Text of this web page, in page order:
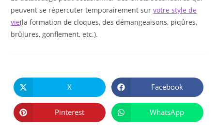
peuvent se répercuter temporairement survotre style de
vie(la formation de cloques, des démangeaisons, piqûres,
brûlures, gonflement, etc.).
CE
CONTENU
Ouvrir
dans
une
autre
fenêtre
X Ouvrir
dans
une
autre
fenêtre
Facebook
Ouvrir
dans
Pinterest Ouvrir
dans
WhatsApp